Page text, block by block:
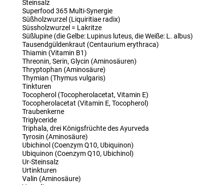
Steinsalz
Superfood 365 Multi-Synergie
Süßholzwurzel (Liquiritiae radix)
Süssholzwurzel = Lakritze
Süßlupine (die Gelbe: Lupinus luteus, die Weiße: L. albus)
Tausendgüldenkraut (Centaurium erythraca)
Thiamin (Vitamin B1)
Threonin, Serin, Glycin (Aminosäuren)
Thryptophan (Aminosäure)
Thymian (Thymus vulgaris)
Tinkturen
Tocopherol (Tocopherolacetat, Vitamin E)
Tocopherolacetat (Vitamin E, Tocopherol)
Traubenkerne
Triglyceride
Triphala, drei Königsfrüchte des Ayurveda
Tyrosin (Aminosäure)
Ubichinol (Coenzym Q10, Ubiquinon)
Ubiquinon (Coenzym Q10, Ubichinol)
Ur-Steinsalz
Urtinkturen
Valin (Aminosäure)